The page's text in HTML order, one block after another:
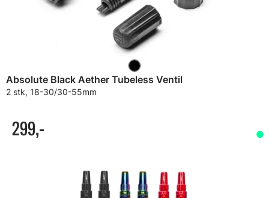
Absolute Black Aether Tubeless Ventil
2 stk, 18-30/30-55mm
299,-